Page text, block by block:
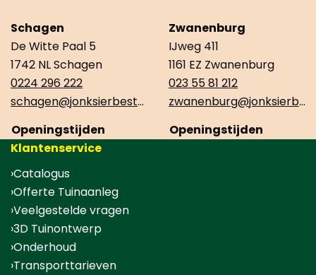
Schagen
De Witte Paal 5
1742 NL Schagen
0224 296 222
schagen@jonksierbestrating.nl
Openingstijden
Zwanenburg
IJweg 411
1161 EZ Zwanenburg
023 55 81 212
zwanenburg@jonksierbestrating.nl
Openingstijden
Klantenservice
Catalogus
Offerte Tuinaanleg
Veelgestelde vragen
3D Tuinontwerp
Onderhoud
Transporttarieven